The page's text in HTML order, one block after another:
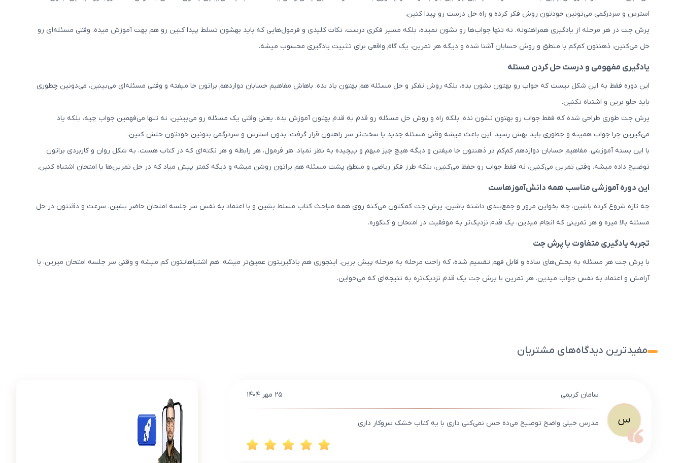
استرس و سردرگمی می‌تونین خودتون روش فکر کرده و راه حل درست رو پیدا کنین.
پرش جت در هر مرحله از یادگیری همراهتونه. نه تنها جواب‌ها رو نشون نمیده، بلکه مسیر فکری درست، نکات کلیدی و فرمول‌هایی که باید بهشون تسلط پیدا کنین رو هم بهت آموزش میده. وقتی مسئله‌ای رو
حل می‌کنین، ذهنتون کم‌کم با منطق و روش حسابان آشنا شده و دیگه هر تمرین، یک گام واقعی برای تثبیت یادگیری محسوب میشه.
یادگیری مفهومی و درست حل کردن مسئله
این دوره فقط به این شکل نیست که جواب رو بهتون نشون بده، بلکه روش تفکر و حل مسئله هم بهتون یاد بده. باهاش مفاهیم حسابان دوازدهم براتون جا میفته و وقتی مسئله‌ای می‌بینین، می‌دونین چطوری
باید جلو برین و اشتباه نکنین.
پرش جت طوری طراحی شده که فقط جواب رو بهتون نشون نده، بلکه راه و روش حل مسئله رو قدم به قدم بهتون آموزش بده. یعنی وقتی یک مسئله رو می‌بینین، نه تنها می‌فهمین جواب چیه، بلکه یاد
می‌گیرین چرا جواب همینه و چطوری باید بهش رسید. این باعث میشه وقتی مسئله جدید یا سخت‌تر سر راهتون قرار گرفت، بدون استرس و سردرگمی بتونین خودتون حلش کنین.
با این بسته آموزشی، مفاهیم حسابان دوازدهم کم‌کم در ذهنتون جا میفتن و دیگه هیچ چیز مبهم و پیچیده به نظر نمیاد. هر فرمول، هر رابطه و هر نکته‌ای که در کتاب هست، به شکل روان و کاربردی براتون
توضیح داده میشه. وقتی تمرین می‌کنین، نه فقط جواب رو حفظ می‌کنین، بلکه طرز فکر ریاضی و منطق پشت مسئله هم براتون روشن میشه و دیگه کمتر پیش میاد که در حل تمرین‌ها یا امتحان اشتباه کنین.
این دوره آموزشی مناسب همه دانش‌آموزهاست
چه تازه شروع کرده باشین، چه بخواین مرور و جمع‌بندی داشته باشین، پرش جت کمکتون می‌کنه روی همه مباحث کتاب مسلط بشین و با اعتماد به نفس سر جلسه امتحان حاضر بشین. سرعت و دقتتون در حل
مسئله بالا میره و هر تمرینی که انجام میدین، یک قدم نزدیک‌تر به موفقیت در امتحان و کنکوره.
تجربه یادگیری متفاوت با پرش جت
با پرش جت هر مسئله به بخش‌های ساده و قابل فهم تقسیم شده، که راحت مرحله به مرحله پیش برین. اینجوری هم یادگیریتون عمیق‌تر میشه، هم اشتباهاتتون کم میشه و وقتی سر جلسه امتحان میرین، با
آرامش و اعتماد به نفس جواب میدین. هر تمرین با پرش جت یک قدم نزدیک‌تره به نتیجه‌ای که می‌خواین.
مفیدترین دیدگاه‌های مشتریان
س
سامان کریمی ۲۵ مهر ۱۴۰۴
مدرس خیلی واضح توضیح می‌ده حس نمی‌کنی داری با یه کتاب خشک سروکار داری